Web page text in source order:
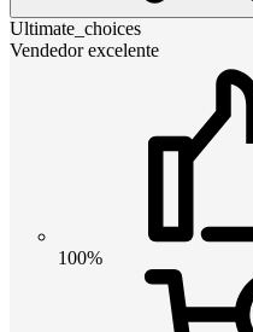
Ultimate_choices
Vendedor excelente
100%